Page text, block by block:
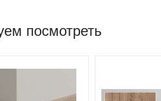
посмотреть